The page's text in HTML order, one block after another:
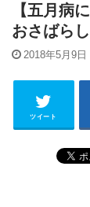
【五月病
おさばら
2018年5月9日
ツイート